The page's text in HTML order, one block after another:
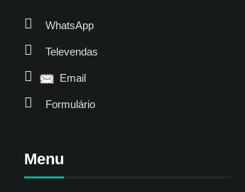
WhatsApp
Televendas
Email
Formulário
Menu